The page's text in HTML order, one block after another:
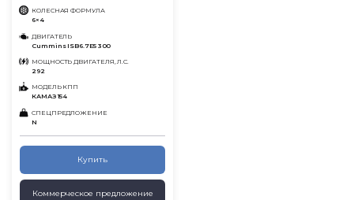
КОЛЕСНАЯ ФОРМУЛА
6×4
ДВИГАТЕЛЬ
Cummins ISB6.7E5 300
МОЩНОСТЬ ДВИГАТЕЛЯ, Л.С.
292
МОДЕЛЬ КПП
КАМАЗ 154
СПЕЦПРЕДЛОЖЕНИЕ
N
Купить
Коммерческое предложение